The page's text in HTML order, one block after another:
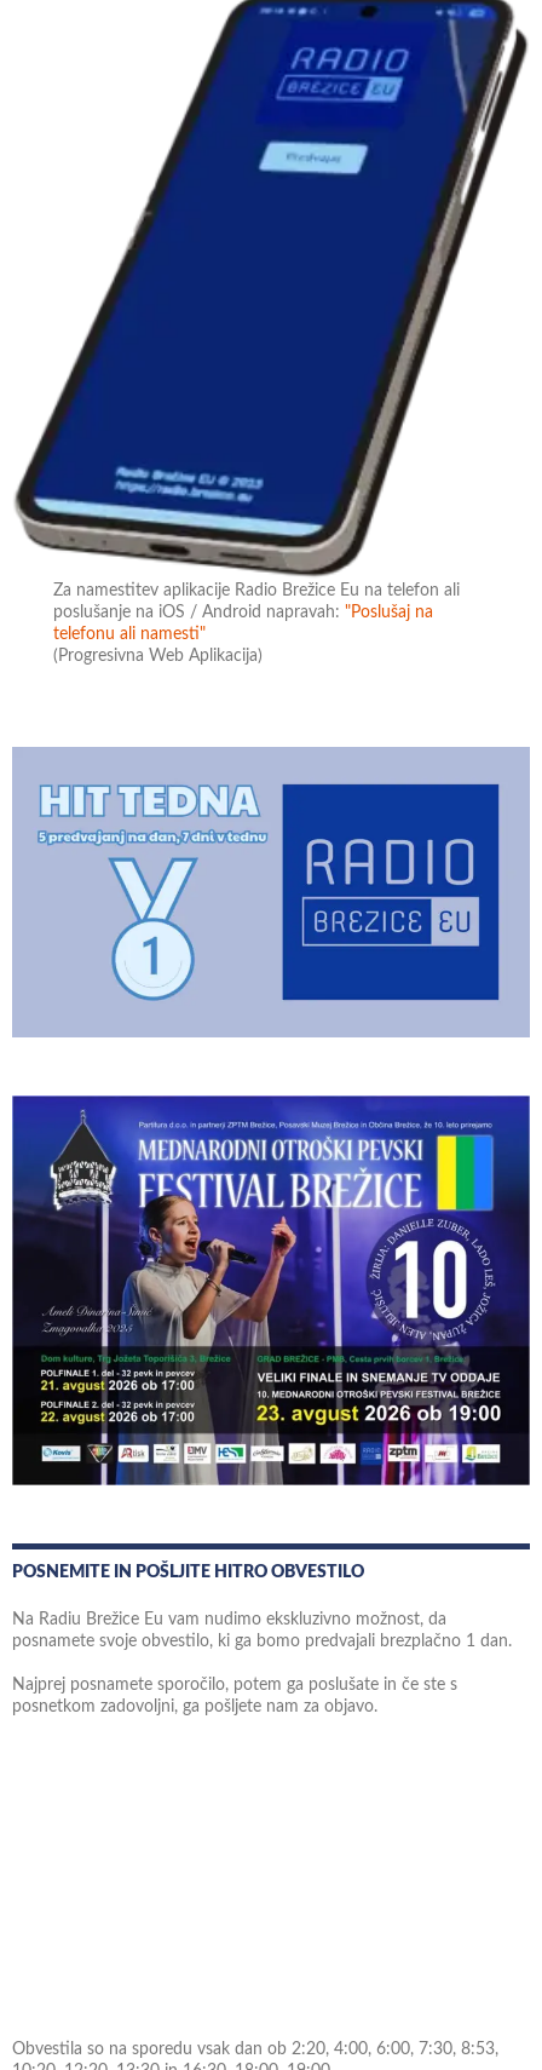
Za namestitev aplikacije Radio Brežice Eu na telefon ali
poslušanje na iOS / Android napravah:"Poslušaj na
telefonu ali namesti"
(Progresivna Web Aplikacija)
POSNEMITE IN POŠLJITE HITRO OBVESTILO
Na Radiu Brežice Eu vam nudimo ekskluzivno možnost, da
posnamete svoje obvestilo, ki ga bomo predvajali brezplačno 1 dan.
Najprej posnamete sporočilo, potem ga poslušate in če ste s
posnetkom zadovoljni, ga pošljete nam za objavo.
Obvestila so na sporedu vsak dan ob 2:20, 4:00, 6:00, 7:30, 8:53,